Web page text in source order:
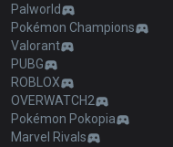
Palworld
Pokémon Champions
Valorant
PUBG
ROBLOX
OVERWATCH2
Pokémon Pokopia
Marvel Rivals